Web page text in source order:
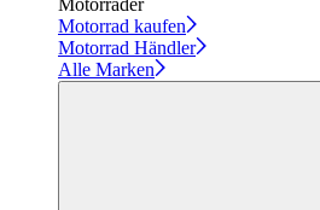
Motorrad kaufen
Motorrad Händler
Alle Marken